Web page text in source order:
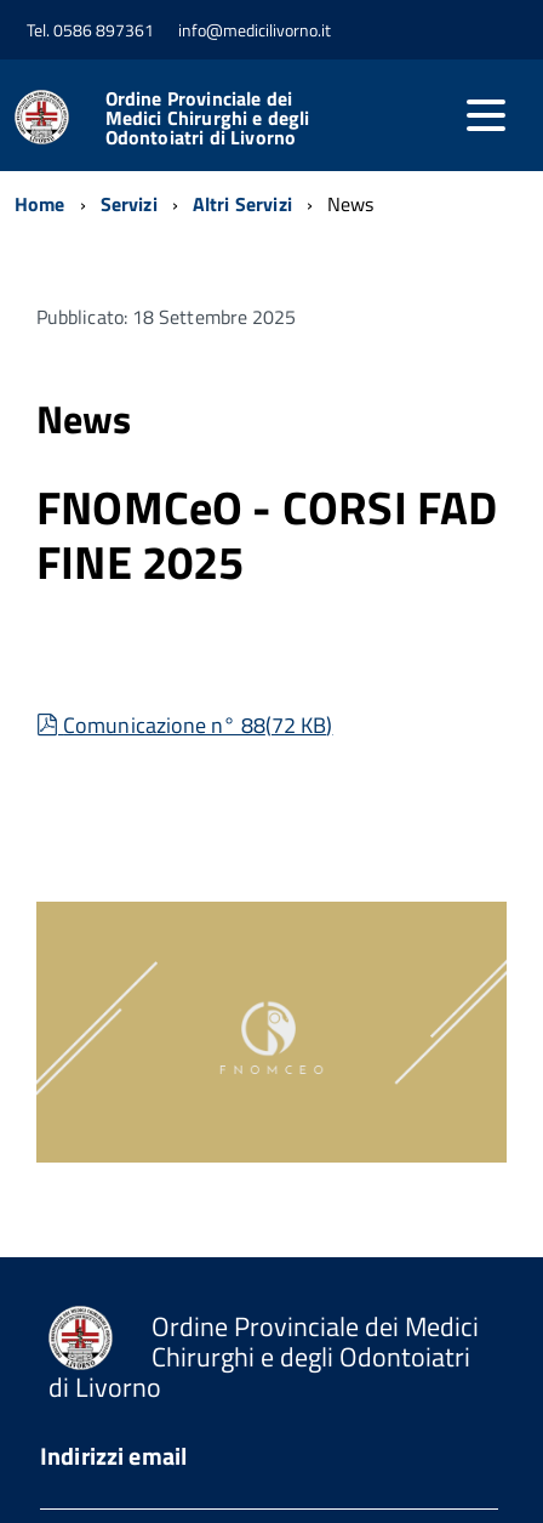
Tel. 0586 897361 info@medicilivorno.it
Ordine Provinciale dei
Medici Chirurghi e degli
Odontoiatri di Livorno
Home Servizi Altri Servizi News
Pubblicato: 18 Settembre 2025
News
FNOMCeO - CORSI FAD
FINE 2025
pdf
Comunicazione n° 88(72 KB)
Ordine Provinciale dei Medici
Chirurghi e degli Odontoiatri
di Livorno
Indirizzi email